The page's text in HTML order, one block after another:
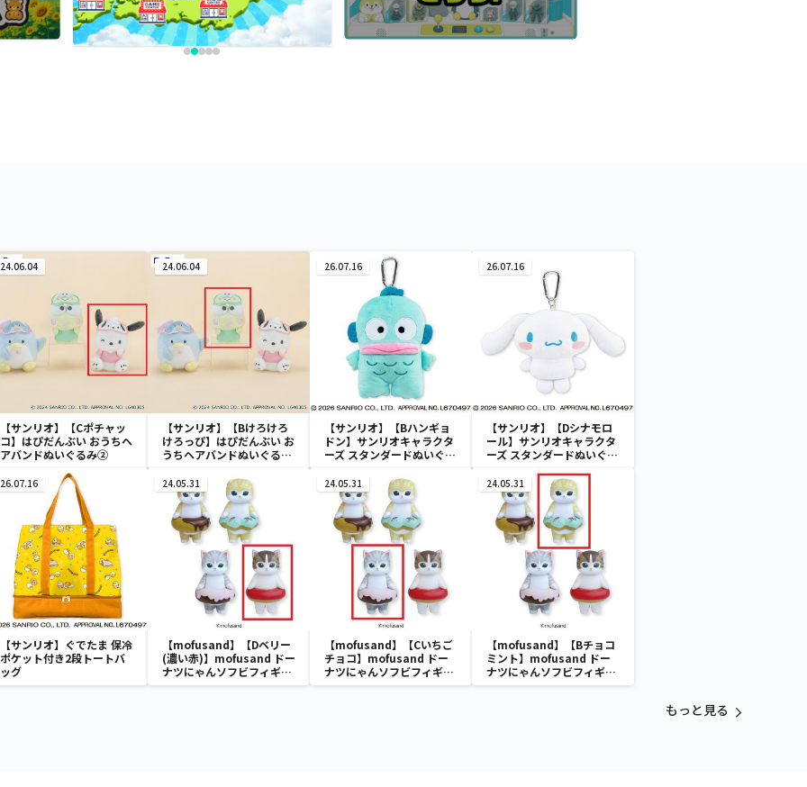
24.06.04
【サンリオ】【Cポチャッ
コ】はぴだんぶい おうちヘ
アバンドぬいぐるみ②
24.06.04
【サンリオ】【Bけろけろ
けろっぴ】はぴだんぶい お
うちヘアバンドぬいぐるみ
26.07.16
【サンリオ】【Bハンギョ
ドン】サンリオキャラクタ
ーズ スタンダードぬいぐる
26.07.16
【サンリオ】【Dシナモロ
ール】サンリオキャラクタ
ーズ スタンダードぬいぐる
26.07.16
【サンリオ】ぐでたま 保冷
ポケット付き2段トートバ
ッグ
24.05.31
【mofusand】【Dベリー
(濃い赤)】mofusand ドー
ナツにゃんソフビフィギュ
ア
24.05.31
【mofusand】【Cいちご
チョコ】mofusand ドー
ナツにゃんソフビフィギュ
ア
24.05.31
【mofusand】【Bチョコ
ミント】mofusand ドー
ナツにゃんソフビフィギュ
ア
もっと見る